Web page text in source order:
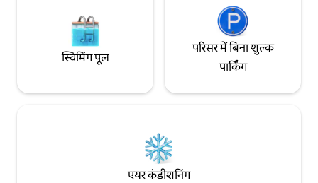
स्विमिंग पूल
परिसर में बिना शुल्क
पार्किंग
एयर कंडीशनिंग